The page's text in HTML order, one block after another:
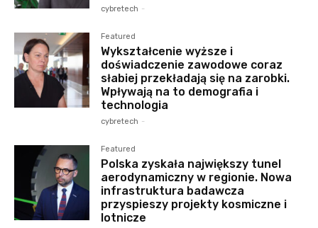
cybretech -
Featured
Wykształcenie wyższe i
doświadczenie zawodowe coraz
słabiej przekładają się na zarobki.
Wpływają na to demografia i
technologia
cybretech -
Featured
Polska zyskała największy tunel
aerodynamiczny w regionie. Nowa
infrastruktura badawcza
przyspieszy projekty kosmiczne i
lotnicze